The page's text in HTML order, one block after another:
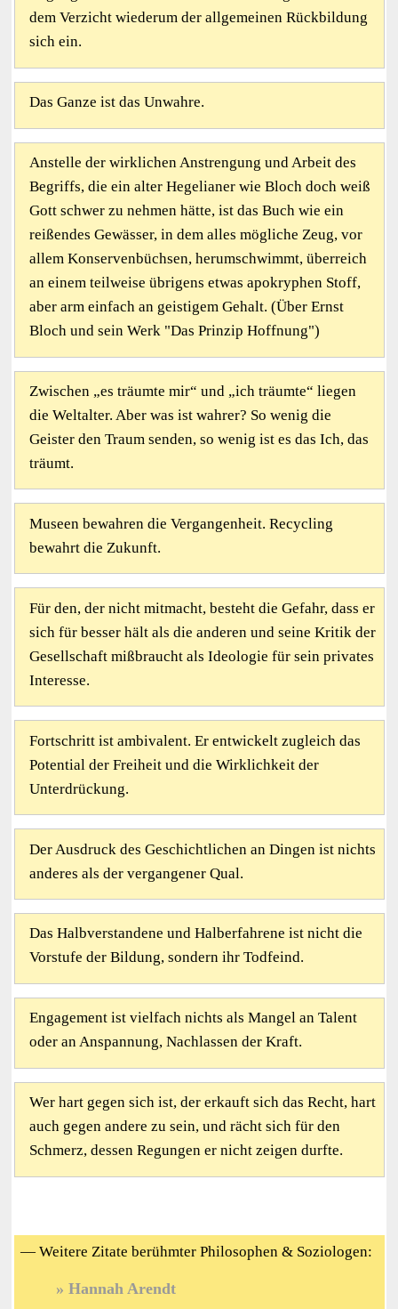
dem Verzicht wiederum der allgemeinen Rückbildung
sich ein.
Das Ganze ist das Unwahre.
Anstelle der wirklichen Anstrengung und Arbeit des
Begriffs, die ein alter Hegelianer wie Bloch doch weiß
Gott schwer zu nehmen hätte, ist das Buch wie ein
reißendes Gewässer, in dem alles mögliche Zeug, vor
allem Konservenbüchsen, herumschwimmt, überreich
an einem teilweise übrigens etwas apokryphen Stoff,
aber arm einfach an geistigem Gehalt. (Über Ernst
Bloch und sein Werk "Das Prinzip Hoffnung")
Zwischen „es träumte mir“ und „ich träumte“ liegen
die Weltalter. Aber was ist wahrer? So wenig die
Geister den Traum senden, so wenig ist es das Ich, das
träumt.
Museen bewahren die Vergangenheit. Recycling
bewahrt die Zukunft.
Für den, der nicht mitmacht, besteht die Gefahr, dass er
sich für besser hält als die anderen und seine Kritik der
Gesellschaft mißbraucht als Ideologie für sein privates
Interesse.
Fortschritt ist ambivalent. Er entwickelt zugleich das
Potential der Freiheit und die Wirklichkeit der
Unterdrückung.
Der Ausdruck des Geschichtlichen an Dingen ist nichts
anderes als der vergangener Qual.
Das Halbverstandene und Halberfahrene ist nicht die
Vorstufe der Bildung, sondern ihr Todfeind.
Engagement ist vielfach nichts als Mangel an Talent
oder an Anspannung, Nachlassen der Kraft.
Wer hart gegen sich ist, der erkauft sich das Recht, hart
auch gegen andere zu sein, und rächt sich für den
Schmerz, dessen Regungen er nicht zeigen durfte.
— Weitere Zitate berühmter Philosophen & Soziologen:
Hannah Arendt